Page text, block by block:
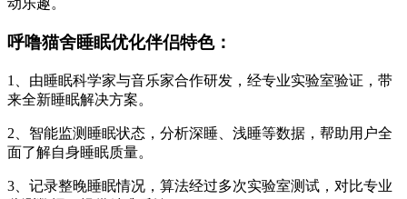
动乐趣。
呼噜猫舍睡眠优化伴侣特色：
1、由睡眠科学家与音乐家合作研发，经专业实验室验证，带
来全新睡眠解决方案。
2、智能监测睡眠状态，分析深睡、浅睡等数据，帮助用户全
面了解自身睡眠质量。
3、记录整晚睡眠情况，算法经过多次实验室测试，对比专业